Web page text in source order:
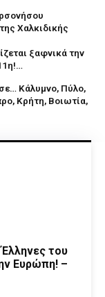
Χαλκιδικής
ξαφνικά την
σε… Κάλυμνο, Πύλο,
Κρήτη, Βοιωτία,
του
Ευρώπη! –